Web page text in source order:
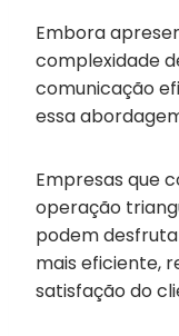
Embora
complexidade
comunicação
essa
Empresas que
operação
podem
mais eficiente,
satisfação do